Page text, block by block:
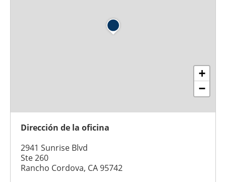
+
−
Dirección de la oficina
2941 Sunrise Blvd
Ste 260
Rancho Cordova, CA 95742